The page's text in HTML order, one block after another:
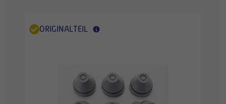
ORIGINALTEIL